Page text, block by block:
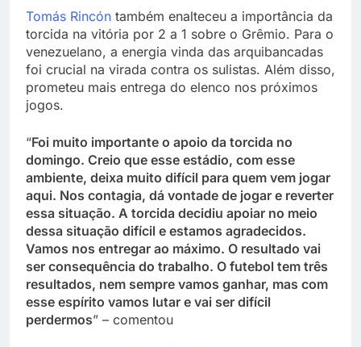
Tomás Rincón também enalteceu a importância da
torcida na vitória por 2 a 1 sobre o Grêmio. Para o
venezuelano, a energia vinda das arquibancadas
foi crucial na virada contra os sulistas. Além disso,
prometeu mais entrega do elenco nos próximos
jogos.
“Foi muito importante o apoio da torcida no
domingo. Creio que esse estádio, com esse
ambiente, deixa muito difícil para quem vem jogar
aqui. Nos contagia, dá vontade de jogar e reverter
essa situação. A torcida decidiu apoiar no meio
dessa situação difícil e estamos agradecidos.
Vamos nos entregar ao máximo. O resultado vai
ser consequência do trabalho. O futebol tem três
resultados, nem sempre vamos ganhar, mas com
esse espírito vamos lutar e vai ser difícil
perdermos” – comentou